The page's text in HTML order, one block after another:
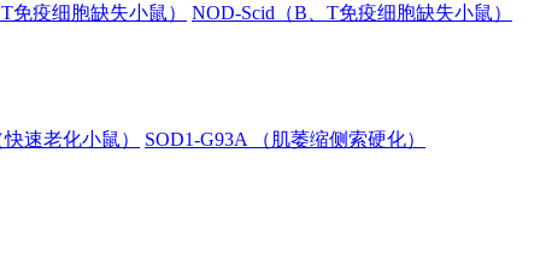
免疫细胞缺失小鼠）
NOD-Scid（B、T免疫细胞缺失小鼠）
速老化小鼠） SOD1-G93A （肌萎缩侧索硬化）